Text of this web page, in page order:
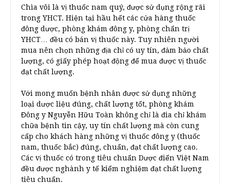
Chìa vôi là vị thuốc nam quý, được sử dụng rộng rãi
trong YHCT. Hiện tại hầu hết các cửa hàng thuốc
đông dược, phòng khám đông y, phòng chẩn trị
YHCT… đều có bán vị thuốc này. Tuy nhiên người
mua nên chọn những địa chỉ có uy tín, đảm bảo chất
lượng, có giấy phép hoạt động để mua được vị thuốc
đạt chất lượng.
Với mong muốn bệnh nhân được sử dụng những
loại dược liệu đúng, chất lượng tốt, phòng khám
Đông y Nguyễn Hữu Toàn không chỉ là đia chỉ khám
chữa bệnh tin cậy, uy tín chất lượng mà còn cung
cấp cho khách hàng những vị thuốc đông y (thuốc
nam, thuốc bắc) đúng, chuẩn, đạt chất lượng cao.
Các vị thuốc có trong tiêu chuẩn Dược điển Việt Nam
đều được nghành y tế kiểm nghiệm đạt chất lượng
tiêu chuẩn.